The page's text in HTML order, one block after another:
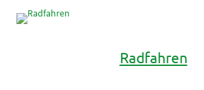
Radfahren